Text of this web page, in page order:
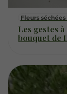
Fleurs
Les gestes
bouquet de